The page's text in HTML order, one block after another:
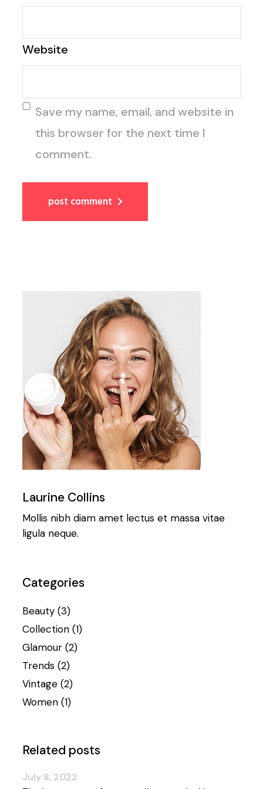
Website
Save my name, email, and website in
this browser for the next time I
comment.
post comment
Laurine Collins
Mollis nibh diam amet lectus et massa vitae
ligula neque.
Categories
Beauty (3)
Collection (1)
Glamour (2)
Trends (2)
Vintage (2)
Women (1)
Related posts
July 8, 2022